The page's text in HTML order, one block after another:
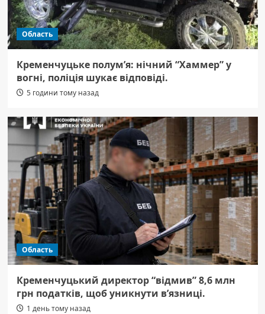
Область
Кременчуцьке полум’я: нічний “Хаммер” у
вогні, поліція шукає відповіді.
5 години тому назад
Область
Кременчуцький директор “відмив” 8,6 млн
грн податків, щоб уникнути в’язниці.
1 день тому назад